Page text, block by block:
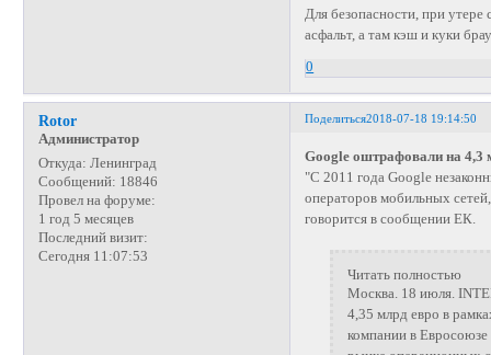
Для безопасности, при утере
асфальт, а там кэш и куки
0
Поделиться2018-07-18 19:14:50
Rotor
Администратор
Откуда: Ленинград
Сообщений: 18846
Провел на форуме:
1 год 5 месяцев
Последний визит:
Сегодня 11:07:53
Google оштрафовали на 4,3
"С 2011 года Google
операторов мобильных
говорится в сообщении ЕК.
Читать полностью
Москва. 18 июля.
4,35 млрд евро в
компании в